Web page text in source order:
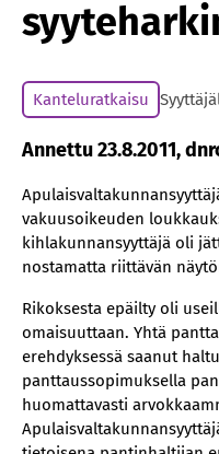
Kanteluratkaisu
Annettu 23.8.2011,
vakuusoikeuden
kihlakunnansyyttäjä oli
nostamatta riittävän
Rikoksesta epäilty oli
omaisuuttaan. Yhtä
erehdyksessä saanut
panttaussopimuksella
huomattavasti